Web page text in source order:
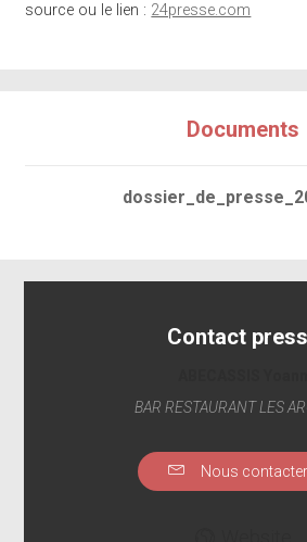
source ou le lien : 24presse.com
Documents
Contact
BAR RESTAURANT LES
Nous contacter